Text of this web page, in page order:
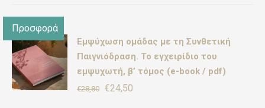
Προσφορά
Εμψύχωση ομάδας με τη Συνθετική
Παιγνιόδραση. Το εγχειρίδιο του
εμψυχωτή, β’ τόμος (e-book / pdf)
€28,80 Original
€24,50